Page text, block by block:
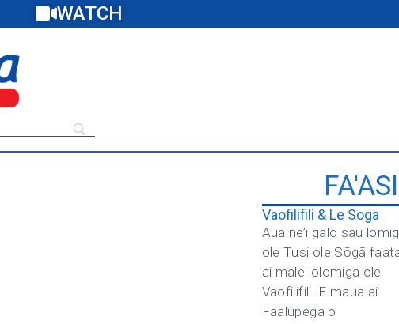
WATCH
Vaofilifili & Le Soga
Aua ne’i galo sau
ole Tusi ole Sōgā
ai male lolomiga ole
Vaofilifili. E maua ai
Faalupega o